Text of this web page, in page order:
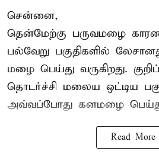
சென்னை,
தென்மேற்கு பருவமழை
பல்வேறு பகுதிகளில்
மழை பெய்து வருகிறது.
தொடர்ச்சி மலைய ஒட்டிய
அவ்வப்போது கனமழை பெய்து
Read More